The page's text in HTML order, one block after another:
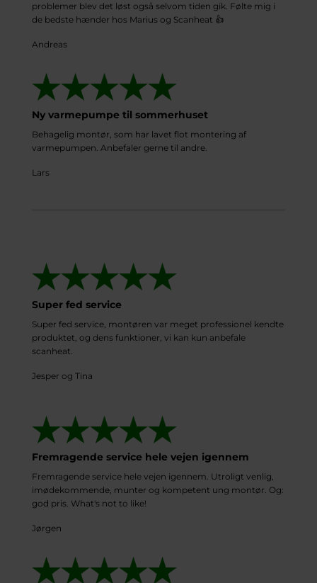
problemer blev det løst også selvom tiden gik. Følte mig i
de bedste hænder hos Marius og Scanheat 👍
Andreas
Ny varmepumpe til sommerhuset
Behagelig montør, som har lavet flot montering af
varmepumpen. Anbefaler gerne til andre.
Lars
Super fed service
Super fed service, montøren var meget professionel kendte
produktet, og dens funktioner, vi kan kun anbefale
scanheat.
Jesper og Tina
Fremragende service hele vejen igennem
Fremragende service hele vejen igennem. Utroligt venlig,
imødekommende, munter og kompetent ung montør. Og:
god pris. What's not to like!
Jørgen